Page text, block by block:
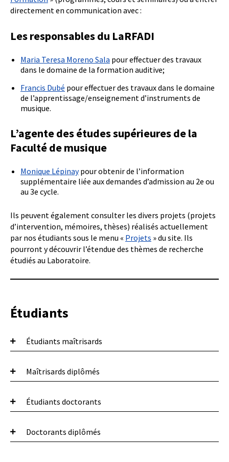
directement en communication avec :
Les responsables du LaRFADI
Maria Teresa Moreno Sala pour effectuer des travaux
dans le domaine de la formation auditive;
Francis Dubé pour effectuer des travaux dans le domaine
de l’apprentissage/enseignement d’instruments de
musique.
L’agente des études supérieures de la
Faculté de musique
Monique Lépinaypour obtenir de l’information
supplémentaire liée aux demandes d’admission au 2e ou
au 3e cycle.
Ils peuvent également consulter les divers projets (projets
d’intervention, mémoires, thèses) réalisés actuellement
par nos étudiants sous le menu « Projets » du site. Ils
pourront y découvrir l’étendue des thèmes de recherche
étudiés au Laboratoire.
Étudiants
Étudiants maîtrisards
Andréanne Lacasse
Marie Robitaille
Carlos Diaz Miranda
Maîtrisards diplômés
Audrey-Anne Roberge
Catherine Bouthillette
Étudiants doctorants
Astrid Marin
Doctorants diplômés